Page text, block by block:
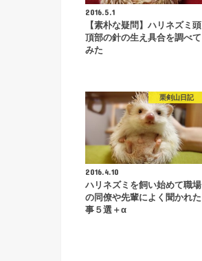
2016.5.1
【素朴な疑問】ハリネズミ頭
頂部の針の生え具合を調べて
みた
栗剣山日記
2016.4.10
ハリネズミを飼い始めて職場
の同僚や先輩によく聞かれた
事５選＋α